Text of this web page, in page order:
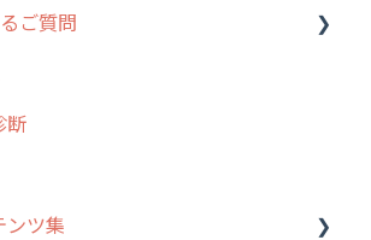
観
種別
テータス関連オプション
算
画質化
ご質問
て
ザーについて
について
について
断
ンツ集